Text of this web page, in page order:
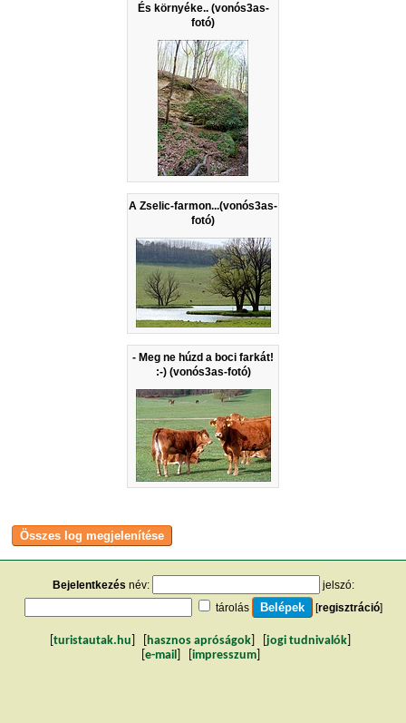
És környéke.. (vonós3as-
fotó)
A Zselic-farmon...(vonós3as-
fotó)
- Meg ne húzd a boci farkát!
:-) (vonós3as-fotó)
Bejelentkezés név:
jelszó:
tárolás
[regisztráció]
turistautak.hu hasznos apróságok jogi tudnivalók
e-mail impresszum]